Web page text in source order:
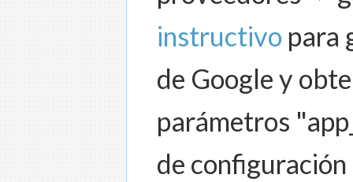
instructivo para
de Google y
parámetros
de configuración